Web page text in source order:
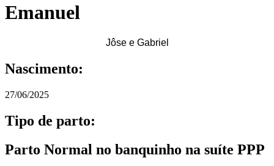
Emanuel
Jôse e Gabriel
Nascimento:
27/06/2025
Tipo de parto:
Parto Normal no banquinho na suíte PPP